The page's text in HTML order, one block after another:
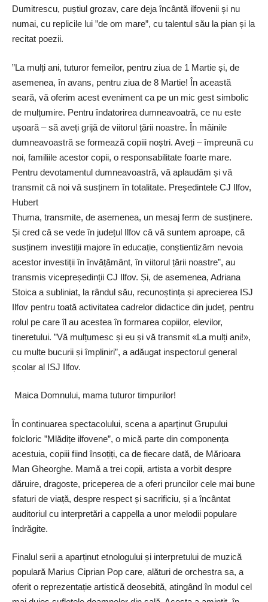
Dumitrescu, puștiul grozav, care deja încântă ilfovenii și nu
numai, cu replicile lui ”de om mare”, cu talentul său la pian și la
recitat poezii.
”La mulți ani, tuturor femeilor, pentru ziua de 1 Martie și, de
asemenea, în avans, pentru ziua de 8 Martie! În această
seară, vă oferim acest eveniment ca pe un mic gest simbolic
de mulțumire. Pentru îndatorirea dumneavoatră, ce nu este
ușoară – să aveți grijă de viitorul țării noastre. În mâinile
dumneavoastră se formează copiii noștri. Aveți – împreună cu
noi, familiile acestor copii, o responsabilitate foarte mare.
Pentru devotamentul dumneavoastră, vă aplaudăm și vă
transmit că noi vă susținem în totalitate. Președintele CJ Ilfov,
Hubert
Thuma, transmite, de asemenea, un mesaj ferm de susținere.
Și cred că se vede în județul Ilfov că vă suntem aproape, că
susținem investiții majore în educație, conștientizăm nevoia
acestor investiții în învățământ, în viitorul țării noastre”, au
transmis vicepreședinții CJ Ilfov. Și, de asemenea, Adriana
Stoica a subliniat, la rândul său, recunoștința și aprecierea ISJ
Ilfov pentru toată activitatea cadrelor didactice din județ, pentru
rolul pe care îl au acestea în formarea copiilor, elevilor,
tineretului. ”Vă mulțumesc și eu și vă transmit «La mulți ani!»,
cu multe bucurii și împliniri”, a adăugat inspectorul general
școlar al ISJ Ilfov.
Maica Domnului, mama tuturor timpurilor!
În continuarea spectacolului, scena a aparținut Grupului
folcloric ”Mlădițe ilfovene”, o mică parte din componența
acestuia, copiii fiind însoțiți, ca de fiecare dată, de Mărioara
Man Gheorghe. Mamă a trei copii, artista a vorbit despre
dăruire, dragoste, priceperea de a oferi pruncilor cele mai bune
sfaturi de viață, despre respect și sacrificiu, și a încântat
auditoriul cu interpretări a cappella a unor melodii populare
îndrăgite.
Finalul serii a aparținut etnologului și interpretului de muzică
populară Marius Ciprian Pop care, alături de orchestra sa, a
oferit o reprezentație artistică deosebită, atingând în modul cel